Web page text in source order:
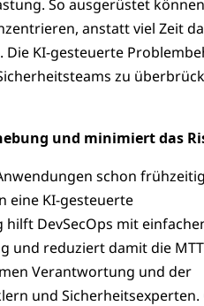
So ausgerüstet
anstatt viel Zeit
KI-gesteuerte
zu
und minimiert das
schon
eine KI-gesteuerte
DevSecOps mit
und reduziert damit die
Verantwortung und der
und Sicherheitsexperten.